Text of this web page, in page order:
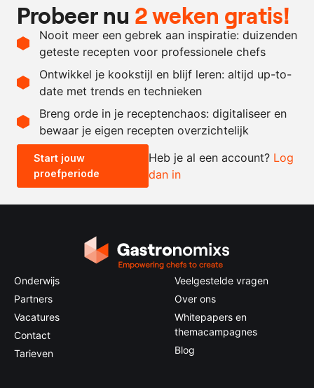
250
ml.
sinaasappelsap
120
gram
eidooier
Recept omrekenen
- +
0.5x 1x 2x
Probeer nu 2 weken gratis!
Nooit meer een gebrek aan inspiratie: duizenden
geteste recepten voor professionele chefs
Ontwikkel je kookstijl en blijf leren: altijd up-to-
date met trends en technieken
Breng orde in je receptenchaos: digitaliseer en
bewaar je eigen recepten overzichtelijk
Start jouw
proefperiode
Heb je al een account? Log
dan in
Onderwijs
Partners
Vacatures
Contact
Tarieven
Veelgestelde vragen
Over ons
Whitepapers en
themacampagnes
Blog